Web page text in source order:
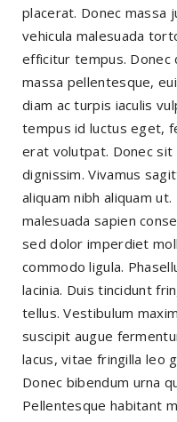
placerat. Donec
vehicula malesuada
efficitur tempus.
massa pellentesque,
diam ac turpis iaculis
tempus id luctus eget,
erat volutpat. Donec sit
dignissim. Vivamus
aliquam nibh aliquam ut.
malesuada sapien
sed dolor imperdiet
commodo ligula.
lacinia. Duis tincidunt
tellus. Vestibulum
suscipit augue
lacus, vitae fringilla leo
Donec bibendum urna
Pellentesque habitant